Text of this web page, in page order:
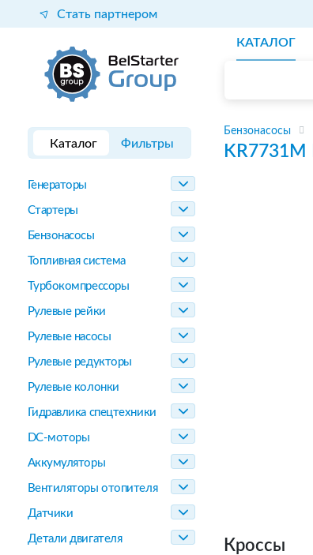
Стать партнером
КАТАЛОГ
Каталог Фильтры
Генераторы
Стартеры
Бензонасосы
Топливная система
Турбокомпрессоры
Рулевые рейки
Рулевые насосы
Рулевые редукторы
Рулевые колонки
Гидравлика спецтехники
DC-моторы
Аккумуляторы
Вентиляторы отопителя
Датчики
Детали двигателя
Бензонасосы
KR7731M
Кроссы